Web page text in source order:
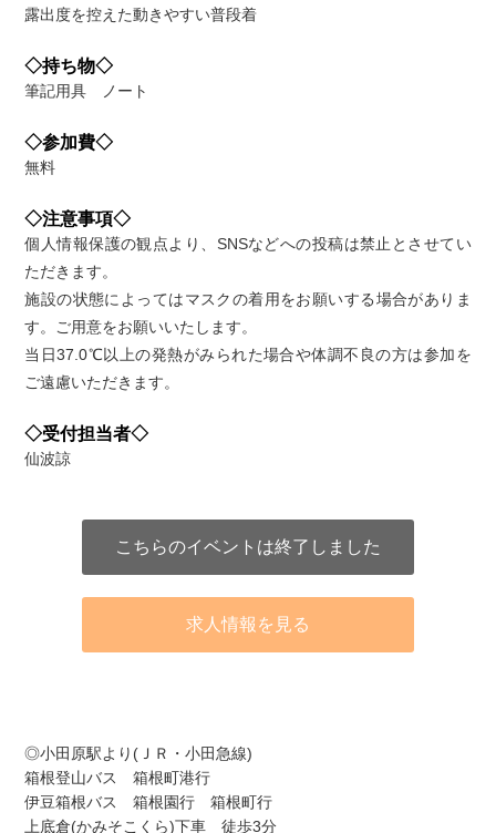
露出度を控えた動きやすい普段着
◇持ち物◇
筆記用具 ノート
◇参加費◇
無料
◇注意事項◇
個人情報保護の観点より、SNSなどへの投稿は禁止とさせてい
ただきます。
施設の状態によってはマスクの着用をお願いする場合がありま
す。ご用意をお願いいたします。
当日37.0℃以上の発熱がみられた場合や体調不良の方は参加を
ご遠慮いただきます。
◇受付担当者◇
仙波諒
こちらのイベントは終了しました
求人情報を見る
◎小田原駅より(ＪＲ・小田急線)
箱根登山バス 箱根町港行
伊豆箱根バス 箱根園行 箱根町行
上底倉(かみそこくら)下車 徒歩3分